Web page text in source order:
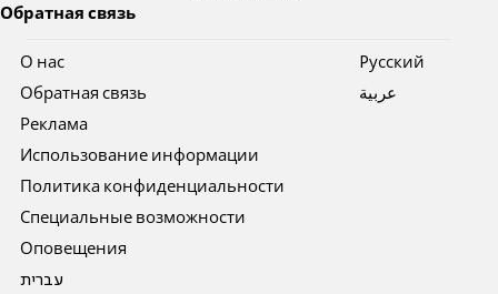
Обратная связь
О нас
Обратная связь
Реклама
Использование информации
Политика конфиденциальности
Специальные возможности
Оповещения
עברית
Pусский
عربية